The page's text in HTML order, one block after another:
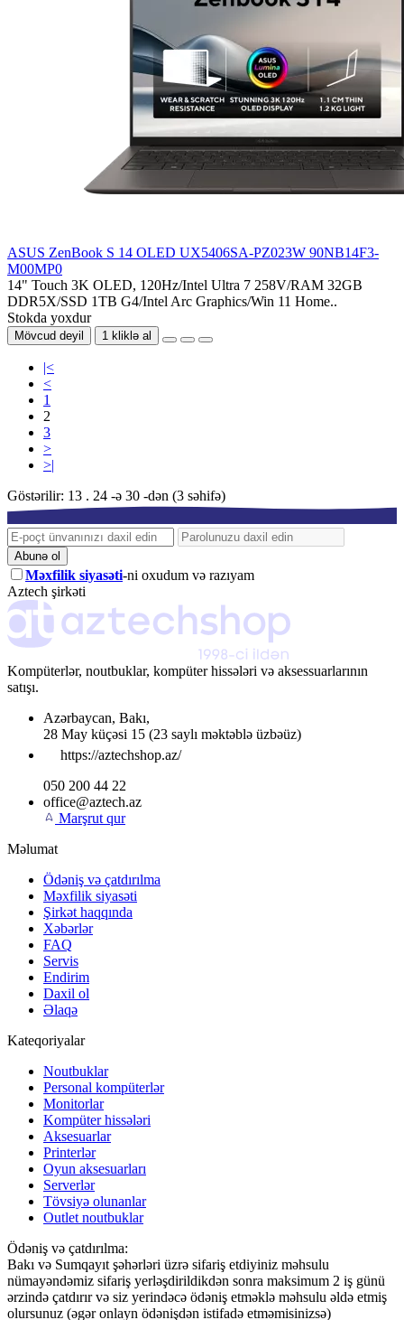
ASUS ZenBook S 14 OLED UX5406SA-PZ023W 90NB14F3-
M00MP0
14" Touch 3K OLED, 120Hz/Intel Ultra 7 258V/RAM 32GB
DDR5X/SSD 1TB G4/Intel Arc Graphics/Win 11 Home..
Stokda yoxdur
Mövcud deyil 1 kliklə al
|<
<
1
2
3
>
>|
Göstərilir: 13 . 24 -ə 30 -dən (3 səhifə)
Abunə ol
Məxfilik siyasəti-ni oxudum və razıyam
Aztech şirkəti
Kompüterlər, noutbuklar, kompüter hissələri və aksessuarlarının
satışı.
Azərbaycan, Bakı,
28 May küçəsi 15 (23 saylı məktəblə üzbəüz)
https://aztechshop.az/
050 200 44 22
office@aztech.az
Marşrut qur
Məlumat
Ödəniş və çatdırılma
Məxfilik siyasəti
Şirkət haqqında
Xəbərlər
FAQ
Servis
Endirim
Daxil ol
Əlaqə
Kateqoriyalar
Noutbuklar
Personal kompüterlər
Monitorlar
Kompüter hissələri
Aksesuarlar
Printerlər
Oyun aksesuarları
Serverlər
Tövsiyə olunanlar
Outlet noutbuklar
Ödəniş və çatdırılma:
Bakı və Sumqayıt şəhərləri üzrə sifariş etdiyiniz məhsulu
nümayəndəmiz sifariş yerləşdirildikdən sonra maksimum 2 iş günü
ərzində çatdırır və siz yerindəcə ödəniş etməklə məhsulu əldə etmiş
olursunuz (əgər onlayn ödənişdən istifadə etməmisinizsə)